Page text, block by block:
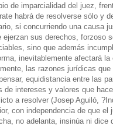
de imparcialidad del juez,
habrá de resolverse sólo y
si concurriendo una causa
ejerzan sus derechos, forzoso
sino que además
inevitablemente afectará
las razones jurídicas
equidistancia entre las
de intereses y valores que
a resolver (Josep Aguiló,
con independencia de que
no adelanta, insinúa ni dice